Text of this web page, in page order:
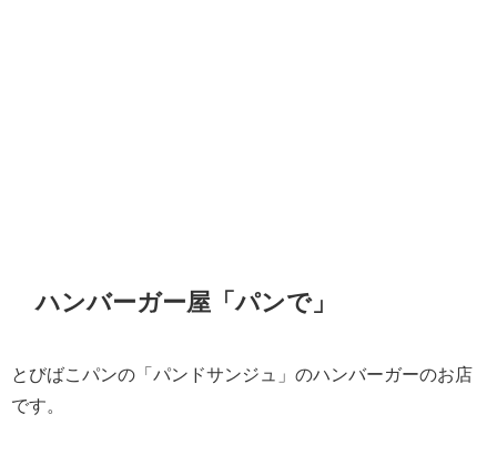
ハンバーガー屋「パンで」
とびばこパンの「パンドサンジュ」のハンバーガーのお店
です。